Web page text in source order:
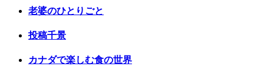
老婆のひとりごと
投稿千景
カナダで楽しむ食の世界